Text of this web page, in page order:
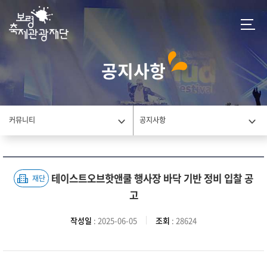
공지사항
커뮤니티 공지사항
재단
테이스트오브핫앤쿨 행사장 바닥 기반 정비 입찰 공
고
작성일 : 2025-06-05 조회 : 28624